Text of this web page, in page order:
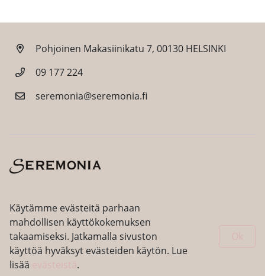
Käytämme evästeitä parhaan
mahdollisen käyttökokemuksen
takaamiseksi. Jatkamalla sivuston
käyttöä hyväksyt evästeiden käytön. Lue
lisää
.
Pohjoinen Makasiinikatu 7, 00130 HELSINKI
09 177 224
seremonia@seremonia.fi
Facebook
Instagram